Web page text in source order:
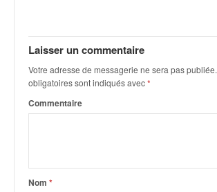
Laisser un commentaire
Votre adresse de messagerie ne sera pas publiée.
obligatoires sont indiqués avec*
Commentaire
Nom *